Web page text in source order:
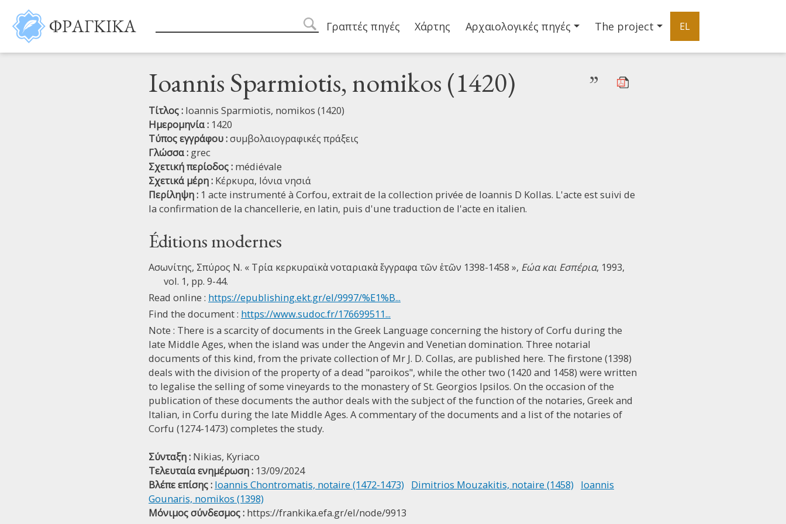
Παράκαμψη προς το κυρίως περιεχόμενο
ΦΡΑΓΚΙΚΑ search
Main navigation
Γραπτές πηγές Χάρτης Αρχαιολογικές πηγές The project EL
Ioannis Sparmiotis, nomikos (1420) ”
Τίτλος : Ioannis Sparmiotis, nomikos (1420)
Ημερομηνία : 1420
Τύπος εγγράφου :συμβολαιογραφικές πράξεις
Γλώσσα : grec
Σχετική περίοδος : médiévale
Σχετικά μέρη : Κέρκυρα, Ιόνια νησιά
Περίληψη : 1 acte instrumenté à Corfou, extrait de la collection privée de Ioannis D Kollas. L'acte est suivi de
la confirmation de la chancellerie, en latin, puis d'une traduction de l'acte en italien.
Éditions modernes
Ασωνίτης, Σπύρος Ν. « Tρία κερκυραϊκὰ νοταριακὰ ἔγγραφα τῶν ἐτῶν 1398-1458 », Eώα και Eσπέρια, 1993,
vol. 1, pp. 9-44.
Read online : https://epublishing.ekt.gr/el/9997/%E1%B...
Find the document : https://www.sudoc.fr/176699511...
Note : There is a scarcity of documents in the Greek Language concerning the history of Corfu during the
late Middle Ages, when the island was under the Angevin and Venetian domination. Three notarial
documents of this kind, from the private collection of Mr J. D. Collas, are published here. The firstone (1398)
deals with the division of the property of a dead "paroikos", while the other two (1420 and 1458) were written
to legalise the selling of some vineyards to the monastery of St. Georgios Ipsilos. On the occasion of the
publication of these documents the author deals with the subject of the function of the notaries, Greek and
Italian, in Corfu during the late Middle Ages. A commentary of the documents and a list of the notaries of
Corfu (1274-1473) completes the study.
Σύνταξη : Nikias, Kyriaco
Τελευταία ενημέρωση : 13/09/2024
Βλέπε επίσης : Ioannis Chontromatis, notaire (1472-1473) Dimitrios Mouzakitis, notaire (1458)
Ioannis
Gounaris, nomikos (1398)
Μόνιμος σύνδεσμος : https://frankika.efa.gr/el/node/9913